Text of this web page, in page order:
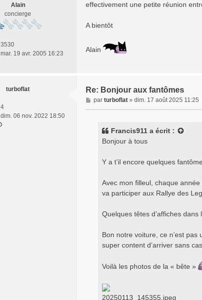
Alain
concierge
3530
mar. 19 avr. 2005 16:23
effectivement une petite réunion
A bientôt
Alain
turboflat
4
dim. 06 nov. 2022 18:50
Re: Bonjour aux fantômes
M
e
par turboflat» dim. 17 août 2025 11:25
Francis911 a écrit :
Bonjour à tous
Y a t’il encore quelques
Avec mon filleul, chaque
va participer aux Rallye des
Quelques têtes d’affiches
Bon notre voiture, ce n’est
super content d’arriver sans
Voilà les photos de la « bête »
20250113_145355.jpeg